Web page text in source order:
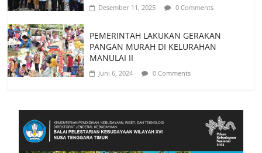
Desember 11, 2025 0 Comments
PEMERINTAH LAKUKAN GERAKAN
PANGAN MURAH DI KELURAHAN
MANULAI II
Juni 6, 2024 0 Comments